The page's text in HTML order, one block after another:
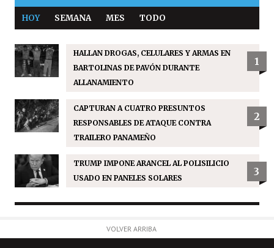
HOY SEMANA MES TODO
HALLAN DROGAS, CELULARES Y ARMAS EN
BARTOLINAS DE PAVÓN DURANTE
ALLANAMIENTO
1
CAPTURAN A CUATRO PRESUNTOS
RESPONSABLES DE ATAQUE CONTRA
TRAILERO PANAMEÑO
2
TRUMP IMPONE ARANCEL AL POLISILICIO
USADO EN PANELES SOLARES
3
VOLVER ARRIBA